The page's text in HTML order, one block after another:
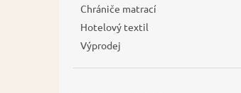
Chrániče matrací
Hotelový textil
Výprodej